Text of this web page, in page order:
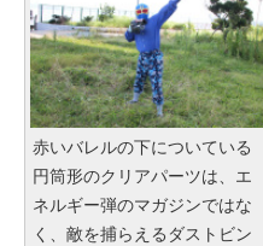
赤いバレルの下についている
円筒形のクリアパーツは、エ
ネルギー弾のマガジンではな
く、敵を捕らえるダストビン